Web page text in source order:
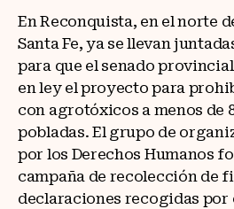
En Reconquista, en el norte
Santa Fe, ya se llevan
para que el senado
en ley el proyecto para
con agrotóxicos a menos de
pobladas. El grupo de
por los Derechos Humanos
campaña de recolección de
declaraciones recogidas por